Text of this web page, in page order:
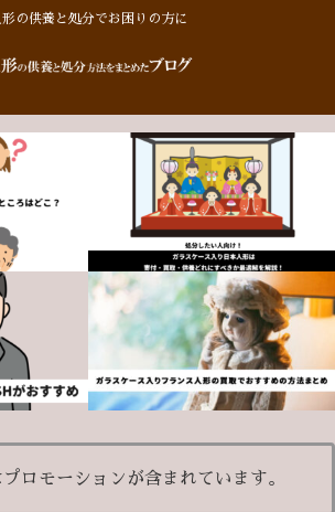
形の供養と処分でお困りの方に
ロモーションが含まれています。